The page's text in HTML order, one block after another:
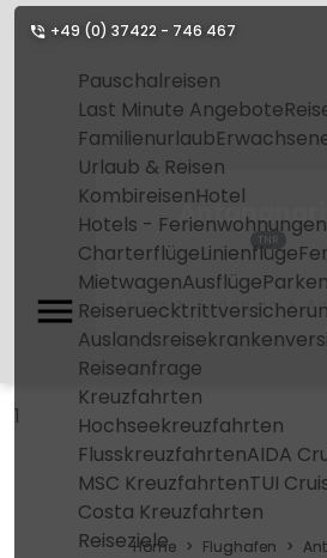
+49 (0) 37422 - 746 467
Pauschalreisen
Last Minute Angebote
Familienurlaub
Urlaub & Reisen
KombireisenHotel
Hotels -
CharterflügeLinienflüge
MietwagenAusflügeParken
Reiseanfrage
Kreuzfahrten
Hochseekreuzfahrten
FlusskreuzfahrtenAIDA
MSC KreuzfahrtenTUI
Costa Kreuzfahrten
Reiseziele
TNR
Home Flughafen
1
Home Flughafen